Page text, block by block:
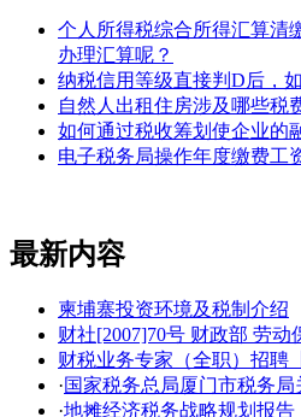
个人所得税综合所得汇算清
办理汇算呢？
纳税信用等级直接判D后，
自然人出租住房涉及哪些税
如何通过税收筹划使企业的
电子税务局操作年度缴费工
最新内容
柬埔寨投资环境及税制介绍
财社[2007]70号 财政部 劳
财税业务专家（全职）招聘
·国家税务总局厦门市税务
·地摊经济税务战略规划报告